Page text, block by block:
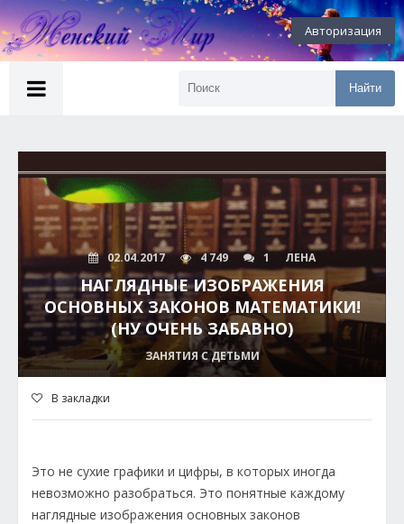
Авторизация
Найти
02.04.2017 4 749 1 ЛЕНА
НАГЛЯДНЫЕ ИЗОБРАЖЕНИЯ
ОСНОВНЫХ ЗАКОНОВ МАТЕМАТИКИ!
(НУ ОЧЕНЬ ЗАБАВНО)
ЗАНЯТИЯ С ДЕТЬМИ
В закладки
Это не сухие графики и цифры, в которых иногда
невозможно разобраться. Это понятные каждому
наглядные изображения основных законов